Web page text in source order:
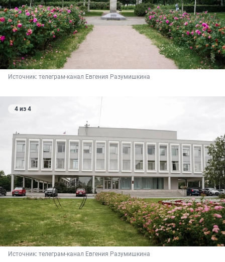
Источник: телеграм-канал Евгения Разумишкина
4 из 4
Источник: телеграм-канал Евгения Разумишкина